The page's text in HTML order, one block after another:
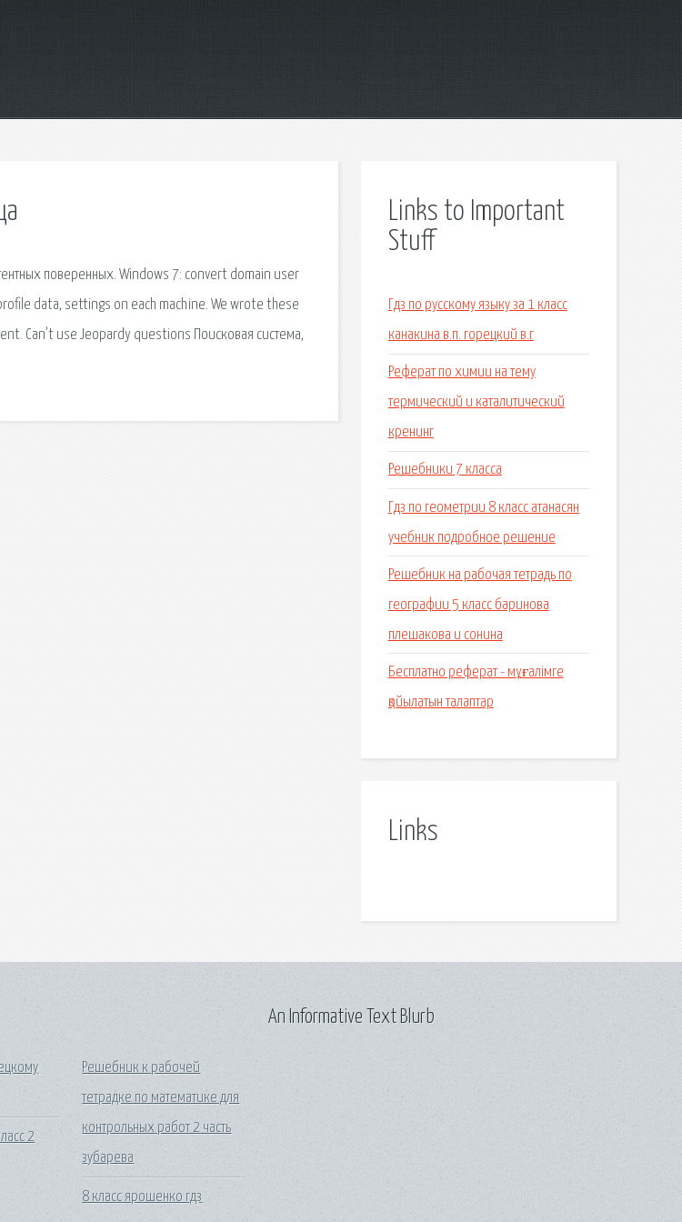
поверенных. Windows 7: convert domain user
data, settings on each machine. We wrote these
Can’t use Jeopardy questions Поисковая сиcтема,
Links to Important
Stuff
Гдз по русскому языку за 1 класс
канакина в.п. горецкий в.г
Реферат по химии на тему
термический и каталитический
кренинг
Решебники 7 класса
Гдз по геометрии 8 класс атанасян
учебник подробное решение
Решебник на рабочая тетрадь по
географии 5 класс баринова
плешакова и сонина
Бесплатно реферат - мұғалімге
қойылатын талаптар
Links
2
Решебник к рабочей
тетрадке по математике для
контрольных работ 2 часть
зубарева
8 класс ярошенко гдз
An Informative Text Blurb